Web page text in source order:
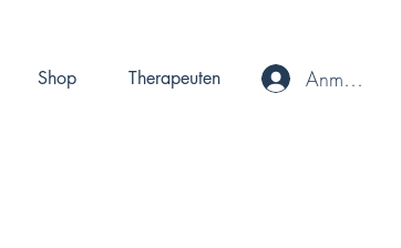
Shop Therapeuten Anmelden